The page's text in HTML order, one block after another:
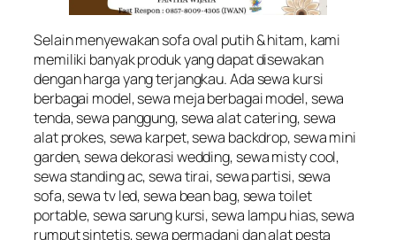
Selain menyewakan sofa oval putih & hitam, kami
memiliki banyak produk yang dapat disewakan
dengan harga yang terjangkau. Ada sewa kursi
berbagai model, sewa meja berbagai model, sewa
tenda, sewa panggung, sewa alat catering, sewa
alat prokes, sewa karpet, sewa backdrop, sewa mini
garden, sewa dekorasi wedding, sewa misty cool,
sewa standing ac, sewa tirai, sewa partisi, sewa
sofa, sewa tv led, sewa bean bag, sewa toilet
portable, sewa sarung kursi, sewa lampu hias, sewa
rumput sintetis, sewa permadani dan alat pesta